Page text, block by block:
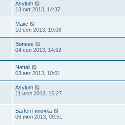
Asylum
13 окт 2013, 14:37
Макс
10 сен 2013, 19:08
Boneee
04 сен 2013, 14:52
Nattali
03 авг 2013, 10:01
Asylum
11 июл 2013, 15:27
ВаЛенТиночка
06 июл 2013, 09:51